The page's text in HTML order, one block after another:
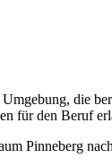
die
für den Beruf
Pinneberg